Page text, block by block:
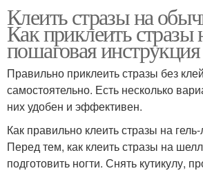
Клеить стразы на
Как приклеить стразы
пошаговая инструкция
Правильно приклеить стразы без
самостоятельно. Есть несколько
них удобен и эффективен.
Как правильно клеить стразы на гель-
Перед тем, как клеить стразы на
подготовить ногти. Снять кутикулу,